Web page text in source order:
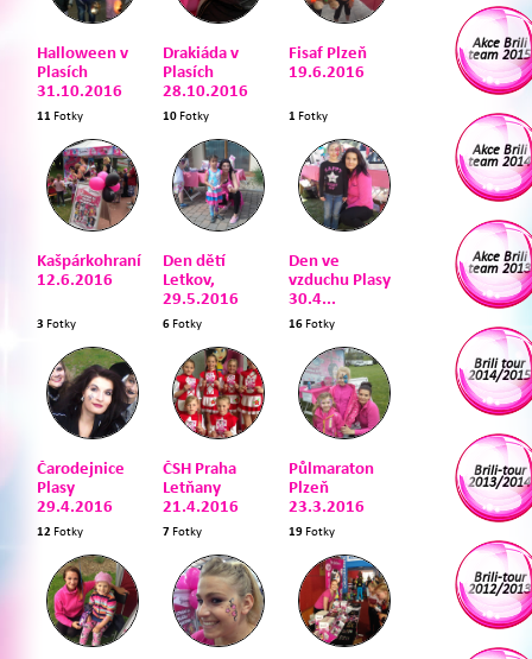
Akce Brili
team 2015
Akce Brili
team 2014
Akce Brili
team 2013
Brili tour
2014/2015
Brili-tour
2013/2014
Brili-tour
2012/2013
Halloween v
Plasích
31.10.2016
11 Fotky
Drakiáda v
Plasích
28.10.2016
10Fotky
Fisaf Plzeň
19.6.2016
1 Fotky
Kašpárkohraní
12.6.2016
3 Fotky
Den dětí
Letkov,
29.5.2016
6Fotky
Den ve
vzduchu Plasy
30.4...
16Fotky
Čarodejnice
Plasy
29.4.2016
12 Fotky
ČSH Praha
Letňany
21.4.2016
7 Fotky
Půlmaraton
Plzeň
23.3.2016
19Fotky